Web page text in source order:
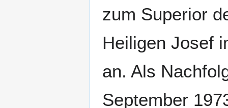
zum Superior
Heiligen Josef
an. Als
September